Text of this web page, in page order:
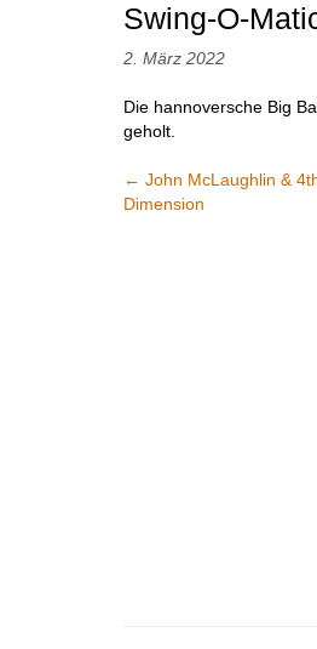
Swing-O-
2. März 2022
Die hannoversche Big
geholt.
← John McLaughlin &
Dimension